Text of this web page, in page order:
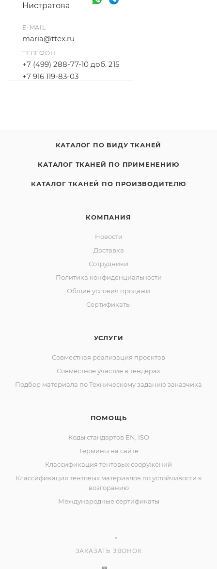
Нистратова
E-MAIL
maria@ttex.ru
ТЕЛЕФОН
+7 (499) 288-77-10 доб. 215
+7 916 119-83-03
КАТАЛОГ ПО ВИДУ ТКАНЕЙ
КАТАЛОГ ТКАНЕЙ ПО ПРИМЕНЕНИЮ
КАТАЛОГ ТКАНЕЙ ПО ПРОИЗВОДИТЕЛЮ
КОМПАНИЯ
Новости
Доставка
Сотрудники
Политика конфиденциальности
Общие условия продажи
Сертификаты
УСЛУГИ
Совместная реализация проектов
Совместное участие в тендерах
Подбор материала по Техническому заданию заказчика
ПОМОЩЬ
Коды стандартов EN, ISO
Термины на сайте
Классификация тентовых сооружений
Классификация тентовых материалов по устойчивости к
возгоранию
Международные сертификаты
ЗАКАЗАТЬ ЗВОНОК